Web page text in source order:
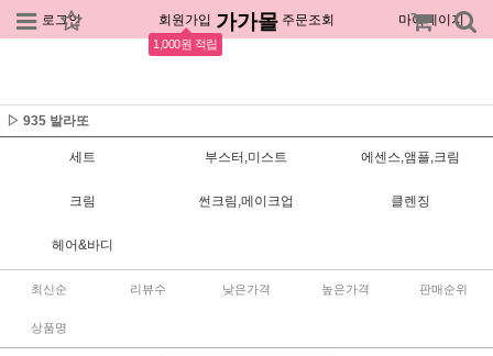
로그인 회원가입
1,000원 적립
주문조회 마이페이지
가가몰
▷ 935 발라또
세트 부스터,미스트 에센스,앰플,크림
크림 썬크림,메이크업 클렌징
헤어&바디
최신순 리뷰수 낮은가격 높은가격 판매순위
상품명